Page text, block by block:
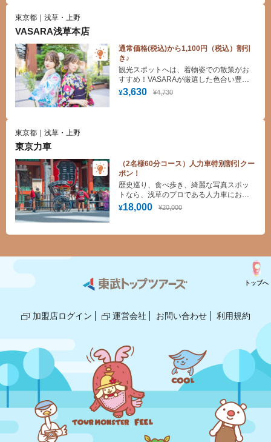
東京都｜浅草・上野
VASARA浅草本店
通常価格(税込)から1,100円（税込）割引
き♪
¥3,630 ¥4,730
観光スポットへは、着物姿での散策がお
すすめ！VASARAが厳選した色合い豊か
な着物からお好みの一着をお楽しみくだ
さい。手ぶらでOK！着付け・ヘアセット
東京都｜浅草・上野
東京力車
（2名様60分コース）人力車特別割引クー
ポン！
¥18,000 ¥20,000
歴史巡り、食べ歩き、綺麗な写真スポッ
トなら、浅草のプロである人力車にお任
せください！
加盟店ログイン 運営会社 お問い合わせ 利用規約
トップへ